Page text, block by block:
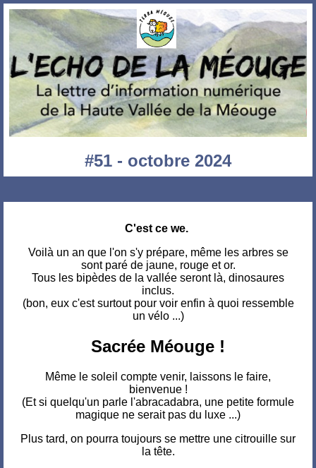
#51 - octobre 2024
C'est ce we.
Voilà un an que l'on s'y prépare, même les arbres se
sont paré de jaune, rouge et or.
Tous les bipèdes de la vallée seront là, dinosaures
inclus.
(bon, eux c'est surtout pour voir enfin à quoi ressemble
un vélo ...)
Sacrée Méouge !
Même le soleil compte venir, laissons le faire,
bienvenue !
(Et si quelqu'un parle l'abracadabra, une petite formule
magique ne serait pas du luxe ...)
Plus tard, on pourra toujours se mettre une citrouille sur
la tête.